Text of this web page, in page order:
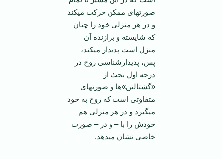
صورتهای ممکن حرکت می­کند
و در هر منزلی خود را چنان
که شایسته و برازنده آن
منزل است پدیدار می­کند،
پس، پدیدارشناسی روح در
درجه اول بحث از
«گشتالتن»­ها و صورتهای
متفاوتی است که روح به خود
می­گیرد و در هر منزلی هم
خودش را با – و در – صورت
خاصی نشان می­دهد.